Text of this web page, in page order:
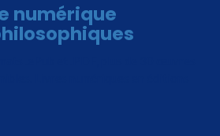
numérique